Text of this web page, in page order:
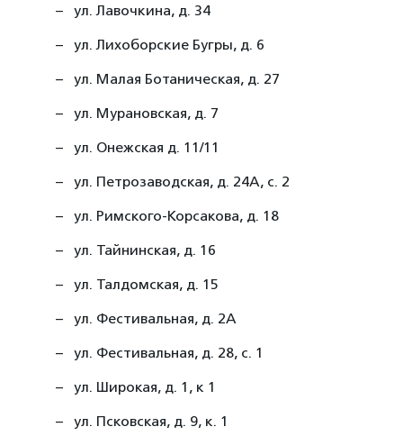
ул. Лавочкина, д. 34
ул. Лихоборские Бугры, д. 6
ул. Малая Ботаническая, д. 27
ул. Мурановская, д. 7
ул. Онежская д. 11/11
ул. Петрозаводская, д. 24А, с. 2
ул. Римского-Корсакова, д. 18
ул. Тайнинская, д. 16
ул. Талдомская, д. 15
ул. Фестивальная, д. 2А
ул. Фестивальная, д. 28, с. 1
ул. Широкая, д. 1, к 1
ул. Псковская, д. 9, к. 1